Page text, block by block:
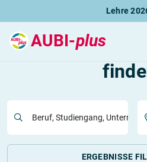
Lehre
AUBI-plus
Jetzt die
Beruf, Studiengang,
ERGEBNISSE